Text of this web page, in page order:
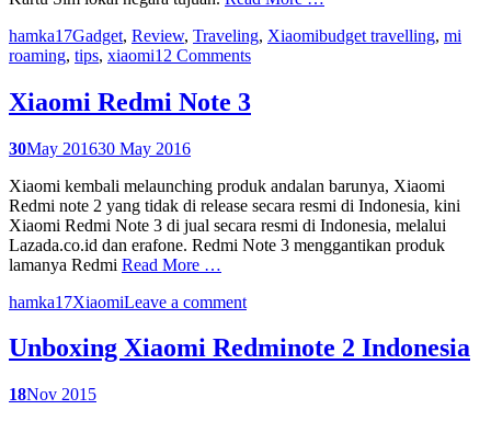
hamka17Gadget, Review, Traveling, Xiaomibudget travelling, mi
roaming, tips, xiaomi12 Comments
Xiaomi Redmi Note 3
30May 201630 May 2016
Xiaomi kembali melaunching produk andalan barunya, Xiaomi
Redmi note 2 yang tidak di release secara resmi di Indonesia, kini
Xiaomi Redmi Note 3 di jual secara resmi di Indonesia, melalui
Lazada.co.id dan erafone. Redmi Note 3 menggantikan produk
lamanya Redmi Read More …
hamka17XiaomiLeave a comment
Unboxing Xiaomi Redminote 2 Indonesia
18Nov 2015